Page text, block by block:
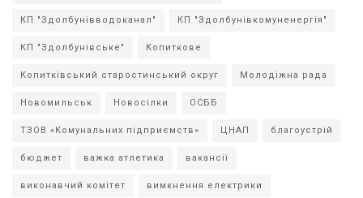
КП "Здолбунівводоканал" КП "Здолбунівкомуненергія"
КП "Здолбунівське" Копиткове
Копитківський старостинський округ Молодіжна рада
Новомильськ Новосілки ОСББ
ТЗОВ «Комунальних підприємств» ЦНАП благоустрій
бюджет важка атлетика вакансії
виконавчий комітет вимкнення електрики